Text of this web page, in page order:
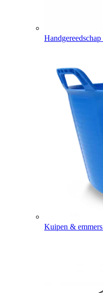
Handgereedschap
Kuipen & emmers